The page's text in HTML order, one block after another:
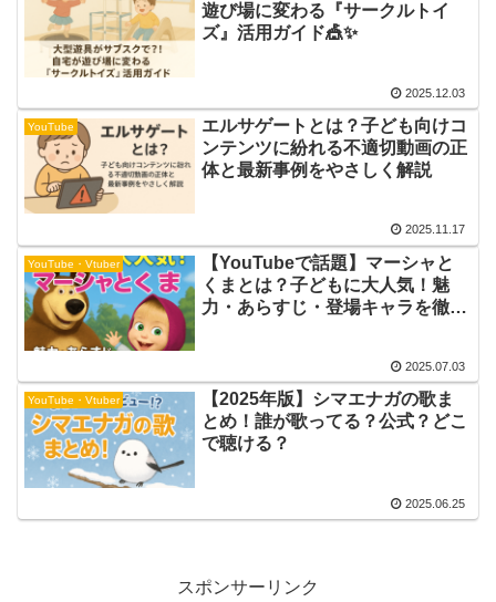
遊び場に変わる『サークルトイ
ズ』活用ガイド🎪✨
2025.12.03
YouTube
エルサゲートとは？子ども向けコ
ンテンツに紛れる不適切動画の正
体と最新事例をやさしく解説
2025.11.17
YouTube・Vtuber
【YouTubeで話題】マーシャと
くまとは？子どもに大人気！魅
力・あらすじ・登場キャラを徹底
2025.07.03
YouTube・Vtuber
【2025年版】シマエナガの歌ま
とめ！誰が歌ってる？公式？どこ
で聴ける？
2025.06.25
スポンサーリンク